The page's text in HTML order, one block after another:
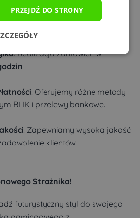
u Nas?
: Realizacja zamówień w
.
: Oferujemy różne metody
BLIK i przelewy bankowe.
: Zapewniamy wysoką jakość
klientów.
Strażnika!
futurystyczny styl do swojego
PRZEJDŹ DO STRONY